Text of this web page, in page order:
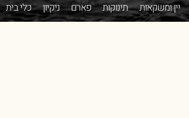
כלי בית ניקיון פארם תינוקות יין ומשקאות